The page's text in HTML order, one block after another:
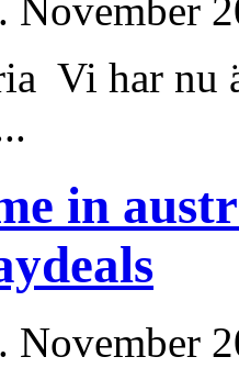
November
Vi har nu
in
November